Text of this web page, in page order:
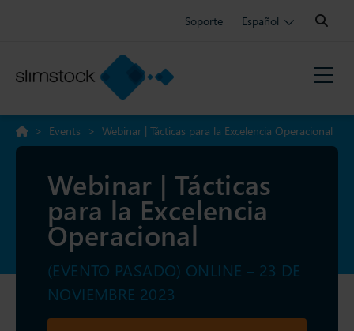
Soporte Español
Search:
> Events > Webinar | Tácticas para la Excelencia Operacional
Webinar | Tácticas
para la Excelencia
Operacional
(EVENTO PASADO) ONLINE – 23 DE
NOVIEMBRE 2023